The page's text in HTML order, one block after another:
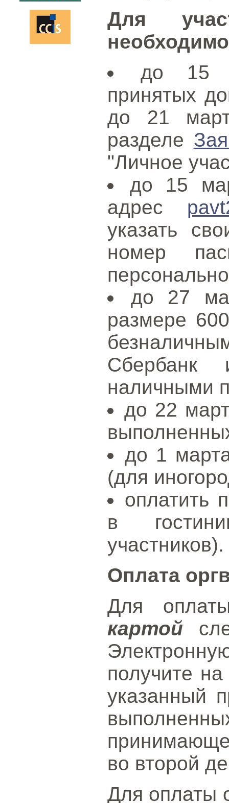
Для
до 15
принятых
до 21
разделе
"Личное
до 15
адрес
указать
номер
до 27
размере
Сбербанк
наличными
до 22
до 1
(для
оплатить
в
участников).
Оплата
Для
картой
получите
указанный
во второй
Для оплаты